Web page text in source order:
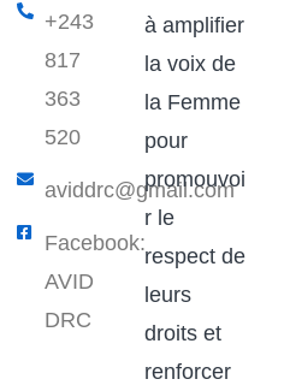
+243
817
363
520
aviddrc@gmail.com​
Facebook:
AVID
DRC
à amplifier
la voix de
la Femme
pour
promouvoi
r le
respect de
leurs
droits et
renforcer